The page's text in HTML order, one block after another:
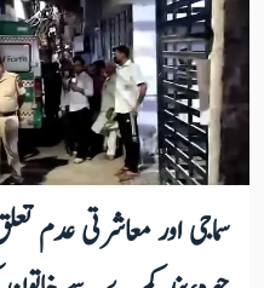
سماجی اور معاشرتی عدم